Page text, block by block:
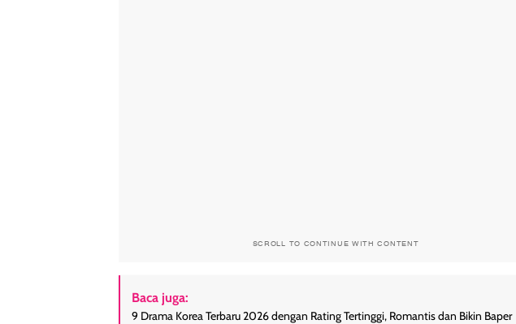
SCROLL TO CONTINUE WITH CONTENT
Baca juga:
9 Drama Korea Terbaru 2026 dengan Rating Tertinggi, Romantis dan Bikin Baper